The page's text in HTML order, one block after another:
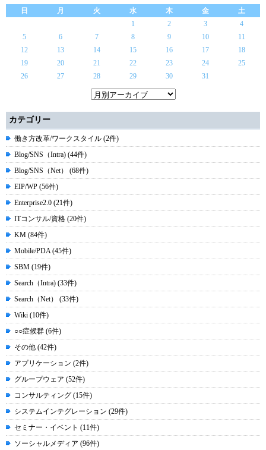
日
月 火 水 木 金
土
1
2 3
4
5
6 7 8 9 10
11
12
13 14 15 16 17
18
19
20 21 22 23 24
25
26
27 28 29 30 31
カテゴリー
働き方改革/ワークスタイル (2件)
Blog/SNS（Intra) (44件)
Blog/SNS（Net） (68件)
EIP/WP (56件)
Enterprise2.0 (21件)
ITコンサル/資格 (20件)
KM (84件)
Mobile/PDA (45件)
SBM (19件)
Search（Intra) (33件)
Search（Net） (33件)
Wiki (10件)
○○症候群 (6件)
その他 (42件)
アプリケーション (2件)
グループウェア (52件)
コンサルティング (15件)
システムインテグレーション (29件)
セミナー・イベント (11件)
ソーシャルメディア (96件)